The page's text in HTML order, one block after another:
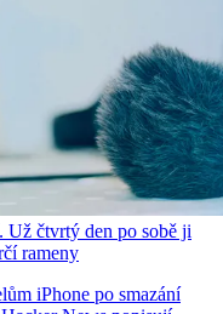
Už čtvrtý den po sobě ji
rameny
iPhone po smazání